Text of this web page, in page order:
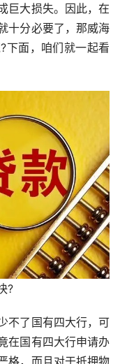
巨大损失。因此，在
十分必要了，那威海
下面，咱们就一起看
?
不了国有四大行，可
在国有四大行申请办
格，而且对于抵押物